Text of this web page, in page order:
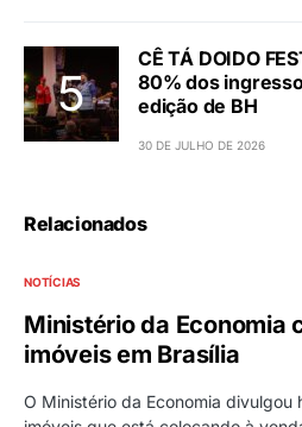
CÊ TÁ DOIDO
80% dos
edição de BH
30 DE JULHO DE 2026
Relacionados
NOTÍCIAS
Ministério da Economia
imóveis em Brasília
O Ministério da Economia divulgou